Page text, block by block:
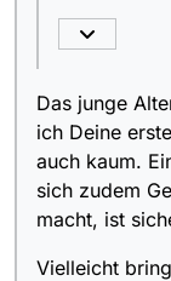
Das junge
ich Deine
auch kaum.
sich zudem
macht, ist
Vielleicht